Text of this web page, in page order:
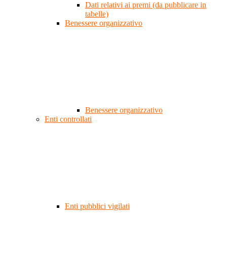
Dati relativi ai premi (da pubblicare in
tabelle)
Benessere organizzativo
Benessere organizzativo
Enti controllati
Enti pubblici vigilati